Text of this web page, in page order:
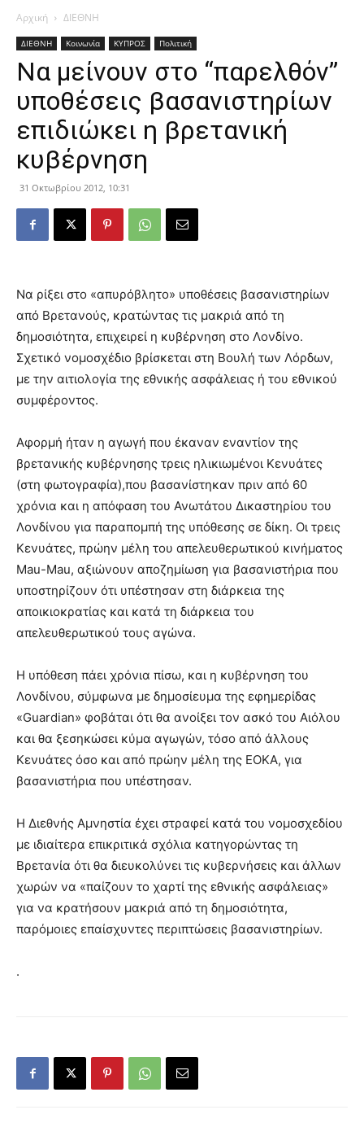
Αρχική ΔΙΕΘΝΗ
ΔΙΕΘΝΗ Κοινωνία ΚΥΠΡΟΣ Πολιτική
Να μείνουν στο “παρελθόν”
υποθέσεις βασανιστηρίων
επιδιώκει η βρετανική
κυβέρνηση
31 Οκτωβρίου 2012, 10:31
Να ρίξει στο «απυρόβλητο» υποθέσεις βασανιστηρίων
από Βρετανούς, κρατώντας τις μακριά από τη
δημοσιότητα, επιχειρεί η κυβέρνηση στο Λονδίνο.
Σχετικό νομοσχέδιο βρίσκεται στη Βουλή των Λόρδων,
με την αιτιολογία της εθνικής ασφάλειας ή του εθνικού
συμφέροντος.
Αφορμή ήταν η αγωγή που έκαναν εναντίον της
βρετανικής κυβέρνησης τρεις ηλικιωμένοι Κενυάτες
(στη φωτογραφία),που βασανίστηκαν πριν από 60
χρόνια και η απόφαση του Ανωτάτου Δικαστηρίου του
Λονδίνου για παραπομπή της υπόθεσης σε δίκη. Οι τρεις
Κενυάτες, πρώην μέλη του απελευθερωτικού κινήματος
Mau-Mau, αξιώνουν αποζημίωση για βασανιστήρια που
υποστηρίζουν ότι υπέστησαν στη διάρκεια της
αποικιοκρατίας και κατά τη διάρκεια του
απελευθερωτικού τους αγώνα.
Η υπόθεση πάει χρόνια πίσω, και η κυβέρνηση του
Λονδίνου, σύμφωνα με δημοσίευμα της εφημερίδας
«Guardian» φοβάται ότι θα ανοίξει τον ασκό του Αιόλου
και θα ξεσηκώσει κύμα αγωγών, τόσο από άλλους
Κενυάτες όσο και από πρώην μέλη της ΕΟΚΑ, για
βασανιστήρια που υπέστησαν.
Η Διεθνής Αμνηστία έχει στραφεί κατά του νομοσχεδίου
με ιδιαίτερα επικριτικά σχόλια κατηγορώντας τη
Βρετανία ότι θα διευκολύνει τις κυβερνήσεις και άλλων
χωρών να «παίζουν το χαρτί της εθνικής ασφάλειας»
για να κρατήσουν μακριά από τη δημοσιότητα,
παρόμοιες επαίσχυντες περιπτώσεις βασανιστηρίων.
.